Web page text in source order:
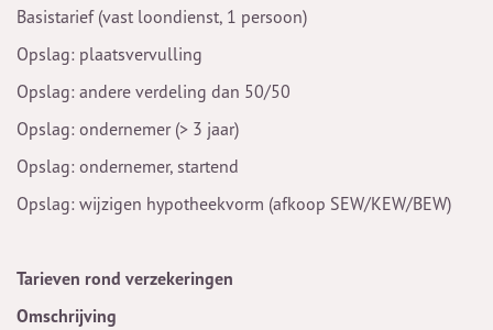
Basistarief (vast loondienst, 1 persoon)
Opslag: plaatsvervulling
Opslag: andere verdeling dan 50/50
Opslag: ondernemer (> 3 jaar)
Opslag: ondernemer, startend
Opslag: wijzigen hypotheekvorm (afkoop SEW/KEW/BEW)
Tarieven rond verzekeringen
Omschrijving